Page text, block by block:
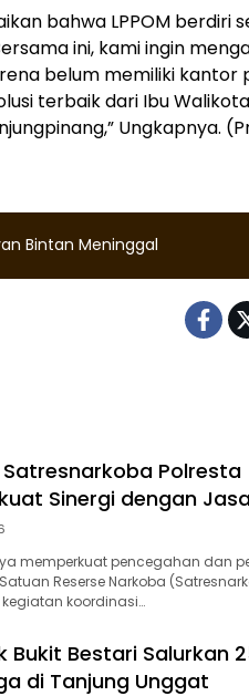
bahwa LPPOM berdiri
ini, kami ingin
belum memiliki kantor
terbaik dari Ibu
Ungkapnya.
Bintan Meninggal
Polresta
Sinergi dengan
memperkuat pencegahan dan
Reserse Narkoba
koordinasi…
Bukit Bestari Salurkan
di Tanjung Unggat